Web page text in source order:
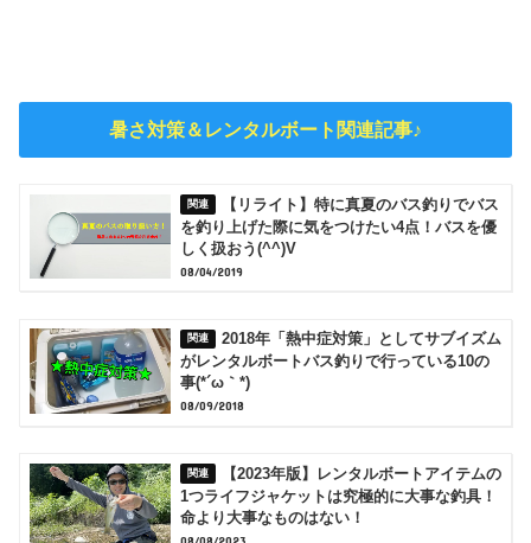
暑さ対策＆レンタルボート関連記事♪
【リライト】特に真夏のバス釣りでバス
を釣り上げた際に気をつけたい4点！バスを優
しく扱おう(^^)V
08/04/2019
2018年「熱中症対策」としてサブイズム
がレンタルボートバス釣りで行っている10の
事(*´ω｀*)
08/09/2018
【2023年版】レンタルボートアイテムの
1つライフジャケットは究極的に大事な釣具！
命より大事なものはない！